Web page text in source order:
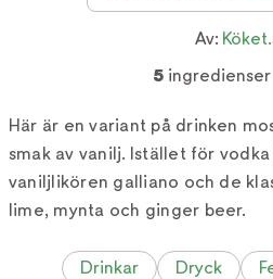
Av:
5ingredienser
Här är en variant på drinken
smak av vanilj. Istället för
vaniljlikören galliano och de
lime, mynta och ginger beer.
Drinkar Dryck